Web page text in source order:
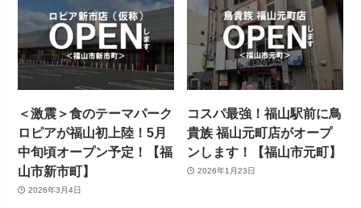
＜激震＞食のテーマパーク
ロピアが福山初上陸！5月
中旬頃オープン予定！【福
山市新市町】
2026年3月4日
コスパ最強！福山駅前に鳥
貴族 福山元町店がオープ
ンします！【福山市元町】
2026年1月23日